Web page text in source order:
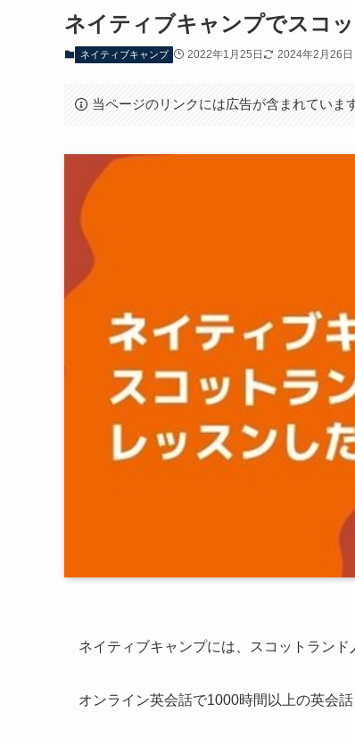
ネイティブキャンプでスコ
ネイティブキャンプ 2022年1月25日 2024年2月26日
当ページのリンクには広告が含まれていま
ネイティブキャンプには、スコットランド
オンライン英会話で1000時間以上の英会